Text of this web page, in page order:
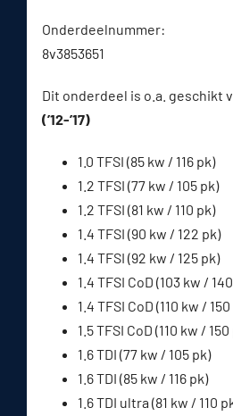
Onderdeelnummer:
8v3853651
Dit onderdeel is o.a. geschikt
(’12-’17)
1.0 TFSI (85 kw / 116 pk)
1.2 TFSI (77 kw / 105 pk)
1.2 TFSI (81 kw / 110 pk)
1.4 TFSI (90 kw / 122 pk)
1.4 TFSI (92 kw / 125 pk)
1.4 TFSI CoD (103 kw /
1.4 TFSI CoD (110 kw /
1.5 TFSI CoD (110 kw /
1.6 TDI (77 kw / 105 pk)
1.6 TDI (85 kw / 116 pk)
1.6 TDI ultra (81 kw / 110